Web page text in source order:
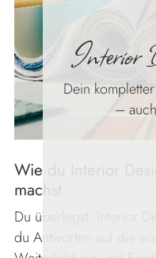
Interior
Dein
–
Wie du Interior
machst
Du überlegst, Interior
du Antworten auf die